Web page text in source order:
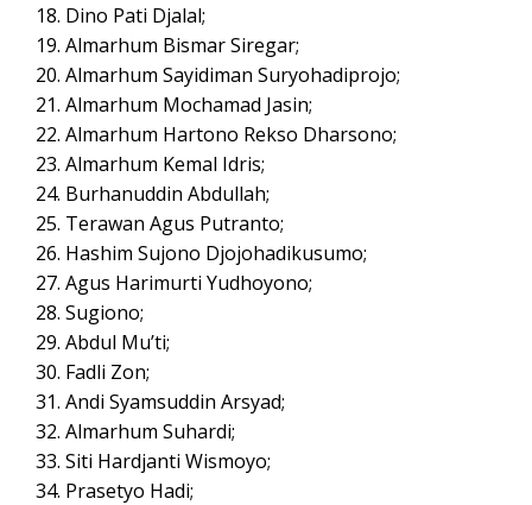
Dino Pati Djalal;
Almarhum Bismar Siregar;
Almarhum Sayidiman Suryohadiprojo;
Almarhum Mochamad Jasin;
Almarhum Hartono Rekso Dharsono;
Almarhum Kemal Idris;
Burhanuddin Abdullah;
Terawan Agus Putranto;
Hashim Sujono Djojohadikusumo;
Agus Harimurti Yudhoyono;
Sugiono;
Abdul Mu’ti;
Fadli Zon;
Andi Syamsuddin Arsyad;
Almarhum Suhardi;
Siti Hardjanti Wismoyo;
Prasetyo Hadi;